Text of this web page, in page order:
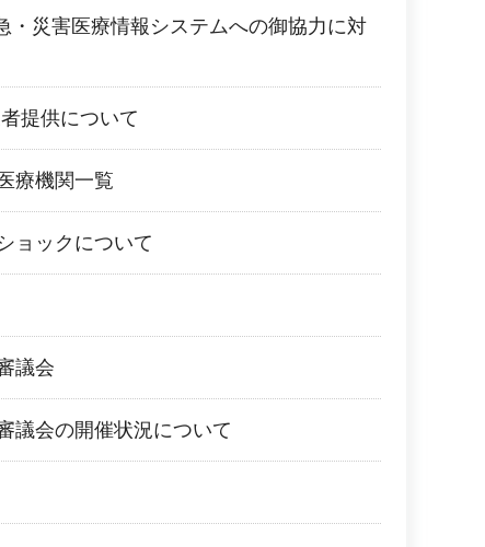
・災害医療情報システムへの御協力に対
提供について
療機関一覧
ョックについて
議会
議会の開催状況について